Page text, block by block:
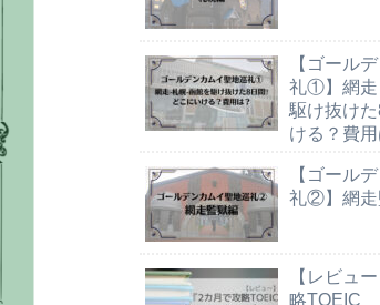
【ゴール
礼①】網走
駆け抜け
ける？費用
【ゴール
礼②】網走
【レビュ
略TOEIC